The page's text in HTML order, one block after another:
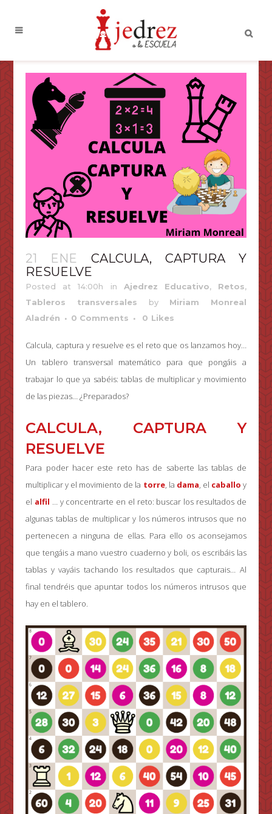
21 ENE CALCULA, CAPTURA Y
RESUELVE
Posted at 14:00h in Ajedrez Educativo, Retos,
Tableros transversales
by Miriam Monreal
Aladrén
0 Comments 0 Likes
Calcula, captura y resuelve es el reto que os lanzamos hoy…
Un tablero transversal matemático para que pongáis a
trabajar lo que ya sabéis: tablas de multiplicar y movimiento
de las piezas… ¿Preparados?
CALCULA, CAPTURA Y
RESUELVE
Para poder hacer este reto has de saberte las tablas de
multiplicar y el movimiento de la torre, la dama, el caballo y
el alfil … y concentrarte en el reto: buscar los resultados de
algunas tablas de multiplicar y los números intrusos que no
pertenecen a ninguna de ellas. Para ello os aconsejamos
que tengáis a mano vuestro cuaderno y boli, os escribáis las
tablas y vayáis tachando los resultados que capturais… Al
final tendréis que apuntar todos los números intrusos que
hay en el tablero.